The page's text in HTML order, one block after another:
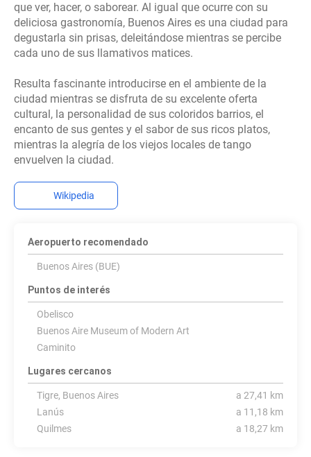
que ver, hacer, o saborear. Al igual que ocurre con su
deliciosa gastronomía, Buenos Aires es una ciudad para
degustarla sin prisas, deleitándose mientras se percibe
cada uno de sus llamativos matices.
Resulta fascinante introducirse en el ambiente de la
ciudad mientras se disfruta de su excelente oferta
cultural, la personalidad de sus coloridos barrios, el
encanto de sus gentes y el sabor de sus ricos platos,
mientras la alegría de los viejos locales de tango
envuelven la ciudad.
Wikipedia
Aeropuerto recomendado
Buenos Aires (BUE)
Puntos de interés
Obelisco
Buenos Aire Museum of Modern Art
Caminito
Lugares cercanos
Tigre, Buenos Aires
a 27,41 km
Lanús
a 11,18 km
Quilmes
a 18,27 km